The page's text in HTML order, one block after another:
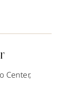
Center,